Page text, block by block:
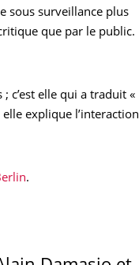
sous surveillance plus
que par le public.
c’est elle qui a traduit «
explique l’interaction
.